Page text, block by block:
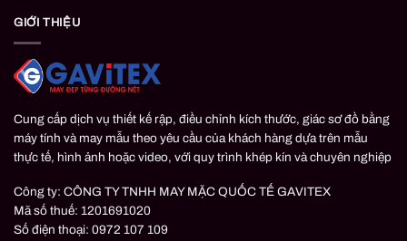
GIỚI THIỆU
Cung cấp dịch vụ thiết kế rập, điều chỉnh kích thước, giác sơ đồ bằng
máy tính và may mẫu theo yêu cầu của khách hàng dựa trên mẫu
thực tế, hình ảnh hoặc video, với quy trình khép kín và chuyên nghiệp
Công ty: CÔNG TY TNHH MAY MẶC QUỐC TẾ GAVITEX
Mã số thuế: 1201691020
Số điện thoại: 0972 107 109